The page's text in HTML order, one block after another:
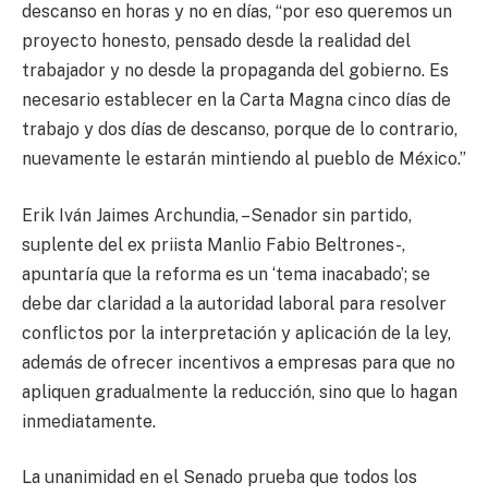
descanso en horas y no en días, “por eso queremos un
proyecto honesto, pensado desde la realidad del
trabajador y no desde la propaganda del gobierno. Es
necesario establecer en la Carta Magna cinco días de
trabajo y dos días de descanso, porque de lo contrario,
nuevamente le estarán mintiendo al pueblo de México.”
Erik Iván Jaimes Archundia, –Senador sin partido,
suplente del ex priista Manlio Fabio Beltrones-,
apuntaría que la reforma es un ‘tema inacabado’; se
debe dar claridad a la autoridad laboral para resolver
conflictos por la interpretación y aplicación de la ley,
además de ofrecer incentivos a empresas para que no
apliquen gradualmente la reducción, sino que lo hagan
inmediatamente.
La unanimidad en el Senado prueba que todos los